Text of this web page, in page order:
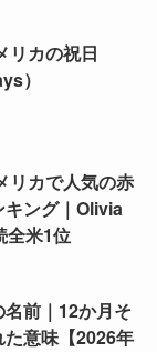
リカの祝日
）
リカで人気の赤
キング｜Olivia
全米1位
前｜12か月そ
意味【2026年